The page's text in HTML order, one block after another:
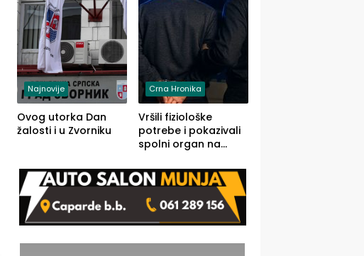
Najnovije
Ovog utorka Dan
žalosti i u Zvorniku
Crna Hronika
Vršili fiziološke
potrebe i pokazivali
spolni organ na
uslijedile kazne